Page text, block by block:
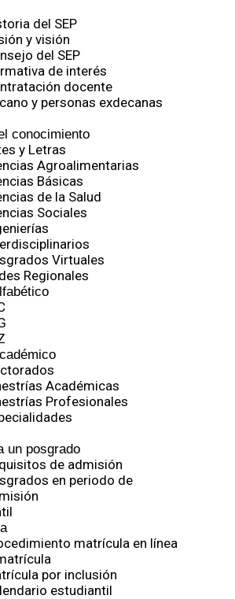
del SEP
y visión
del SEP
de interés
docente
y personas exdecanas
conocimiento
y Letras
Agroalimentarias
Básicas
de la Salud
Sociales
Virtuales
Regionales
Académicas
Profesionales
un posgrado
de admisión
en periodo de
matrícula en línea
por inclusión
estudiantil